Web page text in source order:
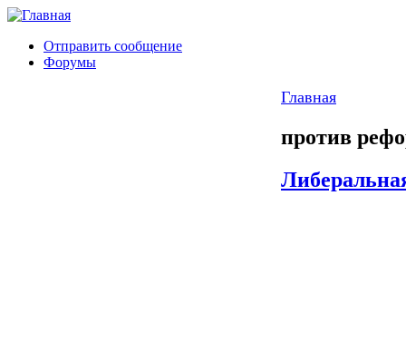
Отправить сообщение
Форумы
Главная
против